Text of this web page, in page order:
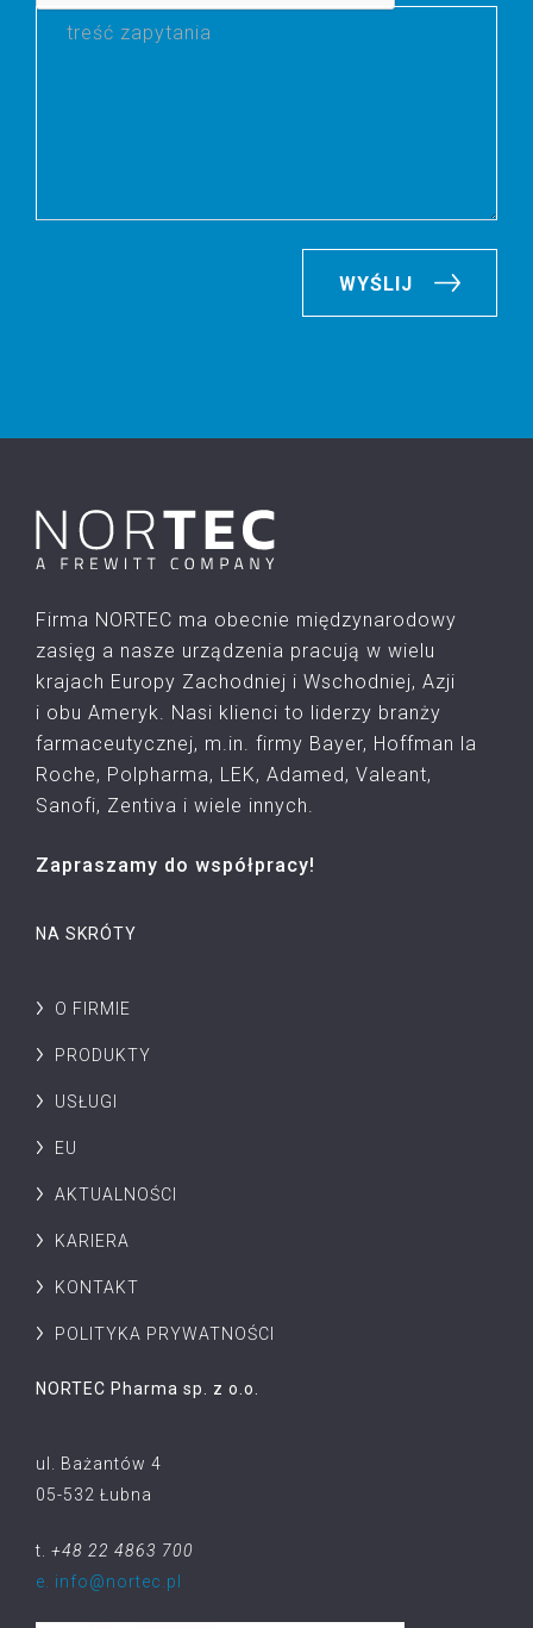
Firma NORTEC ma obecnie międzynarodowy
zasięg a nasze urządzenia pracują w wielu
krajach Europy Zachodniej i Wschodniej, Azji
i obu Ameryk. Nasi klienci to liderzy branży
farmaceutycznej, m.in. firmy Bayer, Hoffman la
Roche, Polpharma, LEK, Adamed, Valeant,
Sanofi, Zentiva i wiele innych.
Zapraszamy do współpracy!
NA SKRÓTY
O FIRMIE
PRODUKTY
USŁUGI
EU
AKTUALNOŚCI
KARIERA
KONTAKT
POLITYKA PRYWATNOŚCI
NORTEC Pharma sp. z o.o.
ul. Bażantów 4
05-532 Łubna
t. +48 22 4863 700
e. info@nortec.pl